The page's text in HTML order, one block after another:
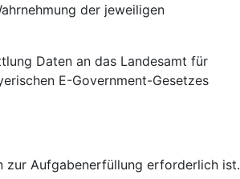
der jeweiligen
Daten an das Landesamt für
E-Government-Gesetzes
zur Aufgabenerfüllung erforderlich ist.